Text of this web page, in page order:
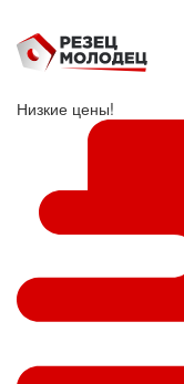
Низкие цены!